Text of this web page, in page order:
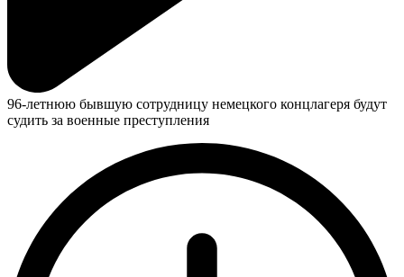
96-летнюю бывшую сотрудницу немецкого концлагеря будут
судить за военные преступления